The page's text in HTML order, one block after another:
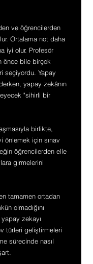
ve öğrencilerden
Ortalama not daha
iyi olur. Profesör
önce bile birçok
seçiyordu. Yapay
yapay zekânın
"sihirli bir
birlikte,
önlemek için sınav
öğrencilerden elle
girmelerini
tamamen ortadan
olmadığını
zekayı
türleri geliştirmeleri
sürecinde nasıl